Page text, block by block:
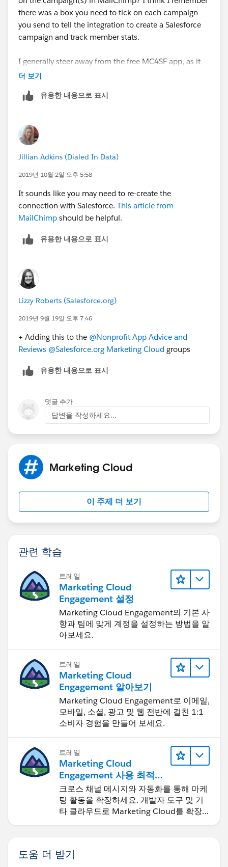
there was a box you need to tick on each campaign
you send to tell the integration to create a Salesforce
campaign and track member stats.
I generally steer away from the free MC4SF app, as it
doesn't always work consistently (I've had great
MailChimp and Salesforce).
더 보기
유용한 내용으로 표시
Jillian Adkins (Dialed In Data)
2019년 10월 2일 오후 5:58
It sounds like you may need to re-create the
connection with Salesforce. This article from
MailChimp should be helpful.
유용한 내용으로 표시
Lizzy Roberts (Salesforce.org)
2019년 9월 19일 오후 7:46
+ Adding this to the @Nonprofit App Advice and
Reviews @Salesforce.org Marketing Cloud ​ groups
유용한 내용으로 표시
댓글 추가
답변을 작성하세요...
Marketing Cloud
이 주제 더 보기
관련 학습
트레일
Marketing Cloud
Engagement 설정
Marketing Cloud Engagement의 기본 사
항과 팀에 맞게 계정을 설정하는 방법을 알
아보세요.
트레일
Marketing Cloud
Engagement 알아보기
Marketing Cloud Engagement로 이메일,
모바일, 소셜, 광고 및 웹 전반에 걸친 1:1
소비자 경험을 만들어 보세요.
트레일
Marketing Cloud
Engagement 사용 최적화
및 확장
크로스 채널 메시지와 자동화를 통해 마케
팅 활동을 확장하세요. 개발자 도구 및 기
타 클라우드로 Marketing Cloud를 확장
도움 더 받기